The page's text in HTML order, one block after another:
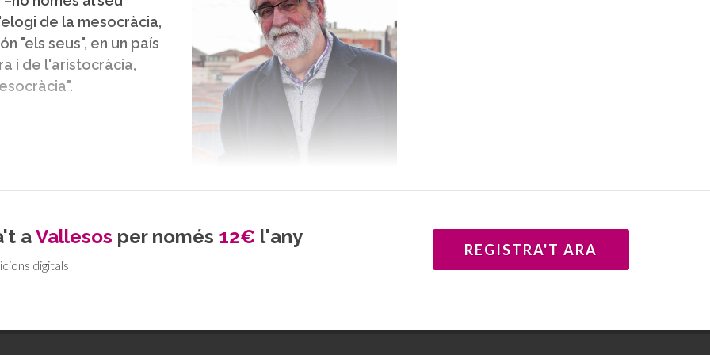
de la mesocràcia,
"els seus", en un país
i de l'aristocràcia,
Cinc anys i 11
un producte ben
ha de
Vallès Occidental i fa
aVallesos per només 12€ l'any
digitals
REGISTRA'T ARA